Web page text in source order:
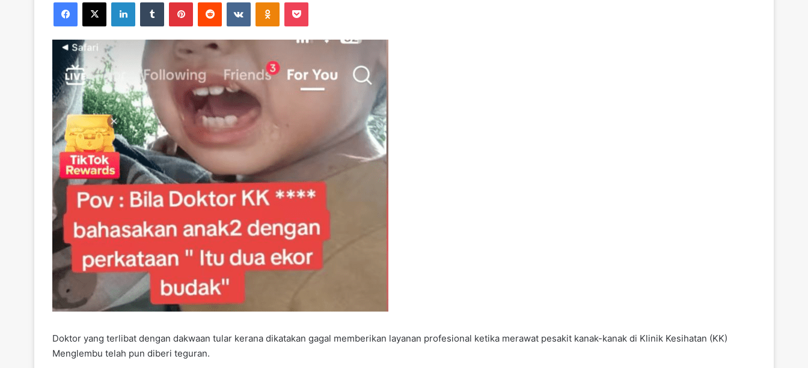
Doktor yang terlibat dengan dakwaan tular kerana dikatakan gagal memberikan layanan profesional ketika merawat pesakit kanak-kanak di Klinik Kesihatan (KK)
Menglembu telah pun diberi teguran.